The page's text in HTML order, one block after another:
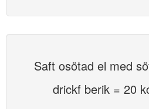
Saft osötad el med
drickf berik = 20